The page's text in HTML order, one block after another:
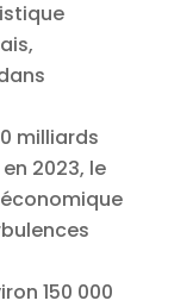
milliards
2023, le
150 000